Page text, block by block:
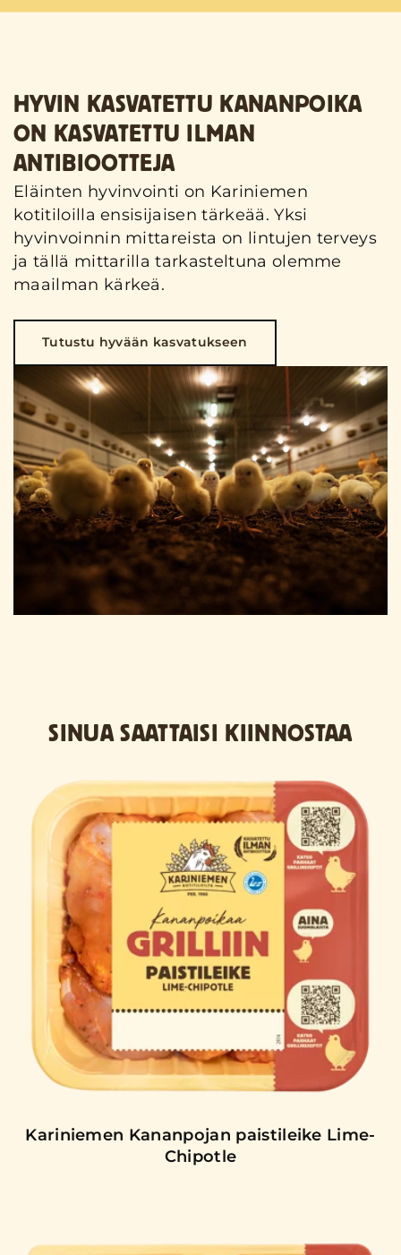
HYVIN KASVATETTU KANANPOIKA
ON KASVATETTU ILMAN
ANTIBIOOTTEJA
Eläinten hyvinvointi on Kariniemen
kotitiloilla ensisijaisen tärkeää. Yksi
hyvinvoinnin mittareista on lintujen terveys
ja tällä mittarilla tarkasteltuna olemme
maailman kärkeä.
Tutustu hyvään kasvatukseen
SINUA SAATTAISI KIINNOSTAA
Kariniemen Kananpojan paistileike Lime-
Chipotle